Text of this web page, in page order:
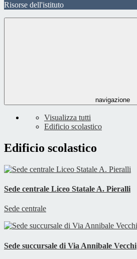
Risorse dell'istituto
navigazione
Visualizza tutti
Edificio scolastico
Edificio scolastico
Sede centrale Liceo Statale A. Pieralli
Sede centrale
Sede succursale di Via Annibale Vecchi